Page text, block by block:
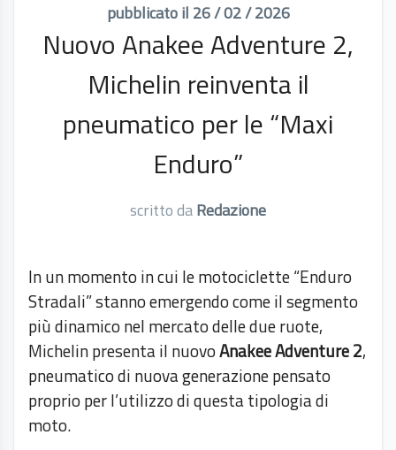
pubblicato il 26 / 02 / 2026
Nuovo Anakee Adventure 2,
Michelin reinventa il
pneumatico per le “Maxi
Enduro”
scritto daRedazione
In un momento in cui le motociclette “Enduro
Stradali” stanno emergendo come il segmento
più dinamico nel mercato delle due ruote,
Michelin presenta il nuovoAnakee Adventure 2,
pneumatico di nuova generazione pensato
proprio per l’utilizzo di questa tipologia di
moto.